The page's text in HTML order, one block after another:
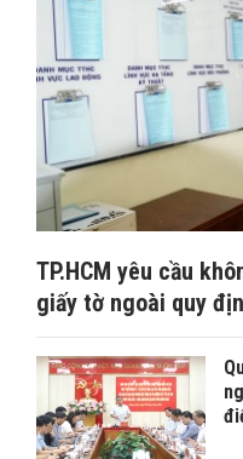
TP.HCM yêu cầu
giấy tờ ngoài quy